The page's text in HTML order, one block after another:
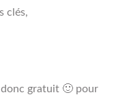
clés,
gratuit 🙂 pour